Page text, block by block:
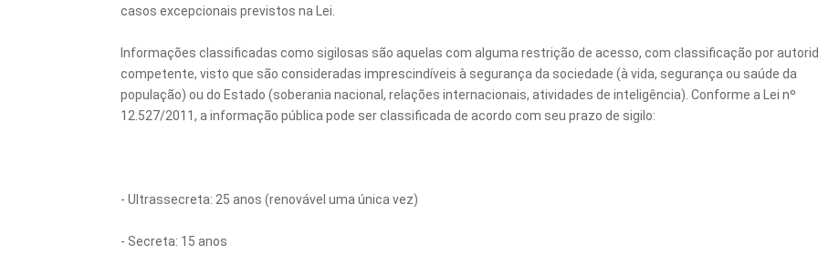
casos excepcionais previstos na Lei.
Informações classificadas como sigilosas são aquelas com alguma restrição de acesso, com classificação por
competente, visto que são consideradas imprescindíveis à segurança da sociedade (à vida, segurança ou saúde da
população) ou do Estado (soberania nacional, relações internacionais, atividades de inteligência). Conforme a Lei nº
12.527/2011, a informação pública pode ser classificada de acordo com seu prazo de sigilo:
- Ultrassecreta: 25 anos (renovável uma única vez)
- Secreta: 15 anos